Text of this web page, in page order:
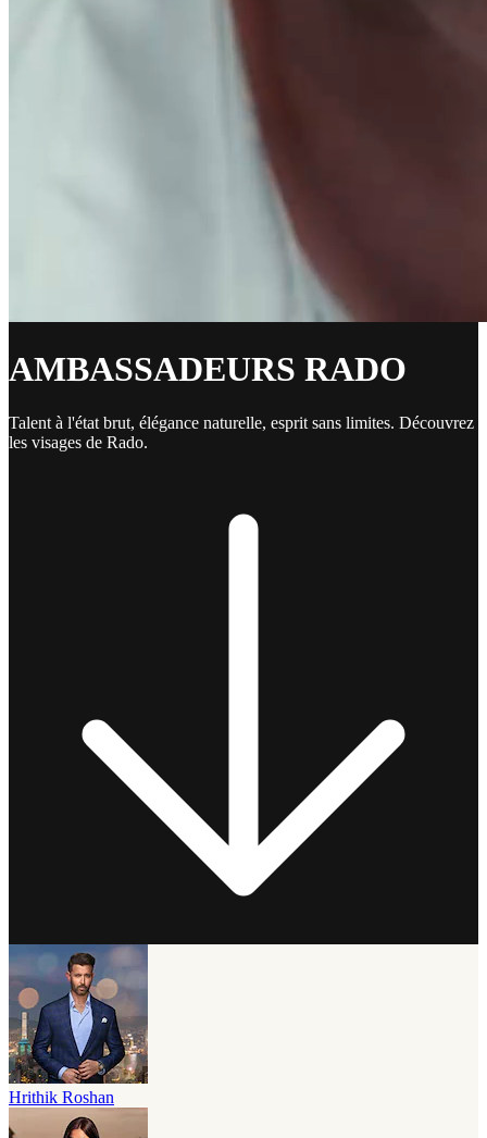
AMBASSADEURS RADO
Talent à l'état brut, élégance naturelle, esprit sans limites. Découvrez
les visages de Rado.
Hrithik Roshan